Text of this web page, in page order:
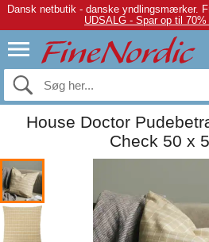
Dansk netbutik - danske yndlingsmærker.
UDSALG - Spar op til 70%
House Doctor
Check 50 x